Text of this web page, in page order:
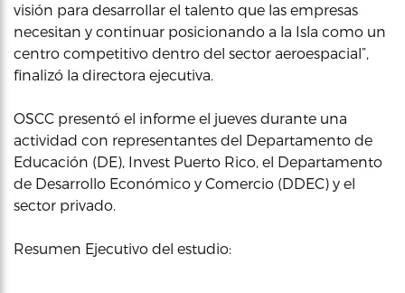
visión para desarrollar el talento que las empresas
necesitan y continuar posicionando a la Isla como un
centro competitivo dentro del sector aeroespacial”,
finalizó la directora ejecutiva.
OSCC presentó el informe el jueves durante una
actividad con representantes del Departamento de
Educación (DE), Invest Puerto Rico, el Departamento
de Desarrollo Económico y Comercio (DDEC) y el
sector privado.
Resumen Ejecutivo del estudio: